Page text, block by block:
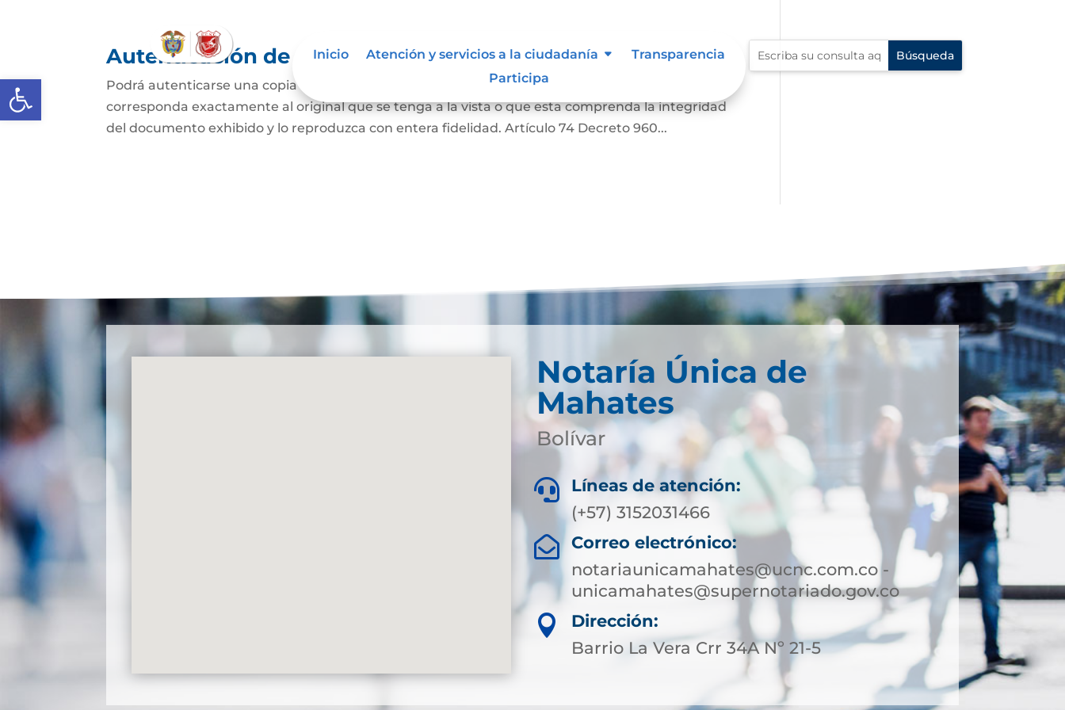
Abrir barra de herramientas
Inicio Atención y servicios a la ciudadanía
Transparencia
Participa
Autenticación de Copias
Podrá autenticarse una copia mecánica o una literal de un documento, siempre que aquella
corresponda exactamente al original que se tenga a la vista o que esta comprenda la integridad
del documento exhibido y lo reproduzca con entera fidelidad. Artículo 74 Decreto 960...
Notaría Única de
Mahates
Bolívar

Líneas de atención:
(+57) 3152031466

Correo electrónico:
notariaunicamahates@ucnc.com.co -
unicamahates@supernotariado.gov.co

Dirección:
Barrio La Vera Crr 34A Nº 21-5